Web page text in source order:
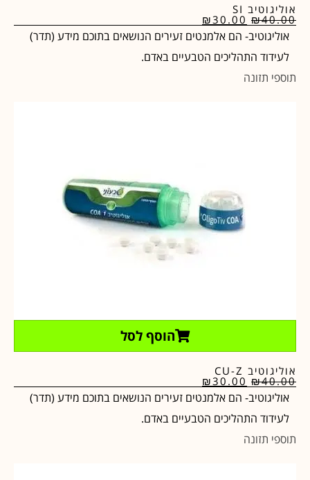
אוליגוטיב SI
₪40.00
₪30.00
אוליגוטיב- הם אלמנטים זעירים הנושאים בתוכם מידע (תדר)
לעידוד התהליכים הטבעיים באדם.
תוספי תזונה
הוסף לסל
אוליגוטיב CU-Z
₪40.00
₪30.00
אוליגוטיב- הם אלמנטים זעירים הנושאים בתוכם מידע (תדר)
לעידוד התהליכים הטבעיים באדם.
תוספי תזונה